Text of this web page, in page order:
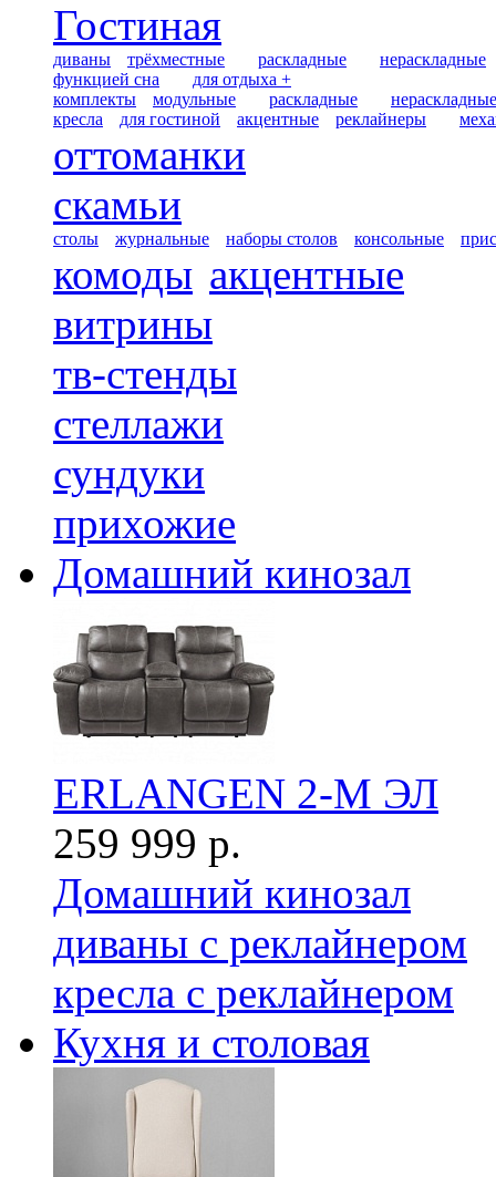
Гостиная
диваны трёхместные раскладные
нераскладные
функцией сна
для отдыха +
комплекты
модульные раскладные
нераскладные
кресла
для гостиной акцентные реклайнеры
оттоманки
скамьи
столы журнальные наборы столов консольные
комоды акцентные
витрины
тв-стенды
стеллажи
сундуки
прихожие
Домашний кинозал
ERLANGEN 2-М ЭЛ
259 999 р.
Домашний кинозал
диваны с реклайнером
кресла с реклайнером
Кухня и столовая